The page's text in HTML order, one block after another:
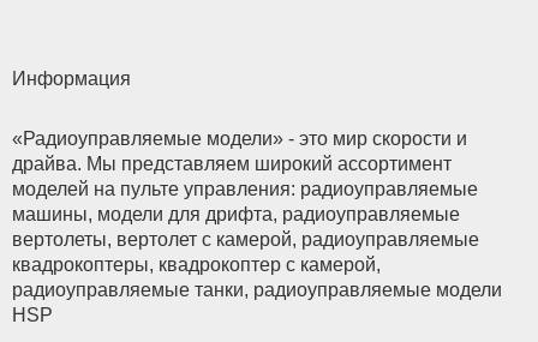
Информация
«Радиоуправляемые модели» - это мир скорости и
драйва. Мы представляем широкий ассортимент
моделей на пульте управления: радиоуправляемые
машины, модели для дрифта, радиоуправляемые
вертолеты, вертолет с камерой, радиоуправляемые
квадрокоптеры, квадрокоптер с камерой,
радиоуправляемые танки, радиоуправляемые модели
HSP